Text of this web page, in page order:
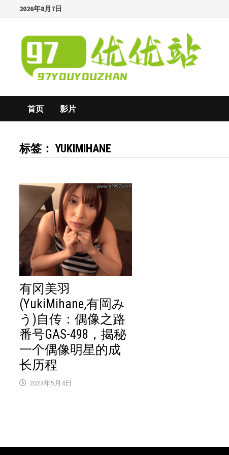
content
2026年8月7日
首页 影片
标签：YUKIMIHANE
有冈美羽
(YukiMihane,有岡み
う)自传：偶像之路
番号GAS-498，揭秘
一个偶像明星的成
长历程
2023年5月4日